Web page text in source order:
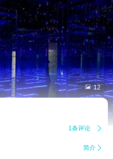
 12
1条评论 
简介 